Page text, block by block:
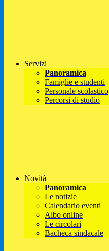
Servizi
Panoramica
Famiglie e studenti
Personale scolastico
Percorsi di studio
Novità
Panoramica
Le notizie
Calendario eventi
Albo online
Le circolari
Bacheca sindacale